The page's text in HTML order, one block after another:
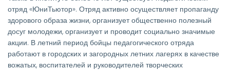
отряд «ЮниТьютор». Отряд активно осуществляет пропаганду
здорового образа жизни, организует общественно полезный
досуг молодежи, организует и проводит социально значимые
акции. В летний период бойцы педагогического отряда
работают в городских и загородных летних лагерях в качестве
вожатых, воспитателей и руководителей творческих